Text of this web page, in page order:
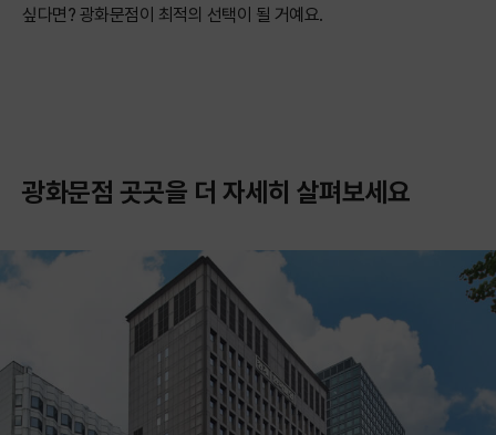
싶다면? 광화문점이 최적의 선택이 될 거예요.
광화문점 곳곳을 더 자세히 살펴보세요